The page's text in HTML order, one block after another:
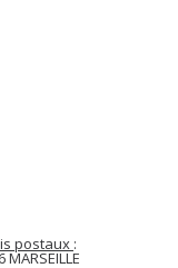
postaux :